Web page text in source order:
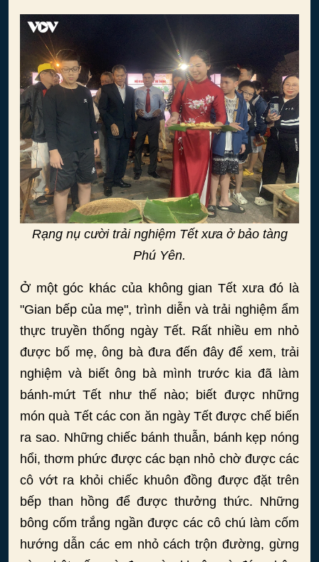
Rạng nụ cười trải nghiệm Tết xưa ở bảo tàng
Phú Yên.
Ở một góc khác của không gian Tết xưa đó là
"Gian bếp của mẹ", trình diễn và trải nghiệm ẩm
thực truyền thống ngày Tết. Rất nhiều em nhỏ
được bố mẹ, ông bà đưa đến đây để xem, trải
nghiệm và biết ông bà mình trước kia đã làm
bánh-mứt Tết như thế nào; biết được những
món quà Tết các con ăn ngày Tết được chế biến
ra sao. Những chiếc bánh thuẫn, bánh kẹp nóng
hổi, thơm phức được các bạn nhỏ chờ được các
cô vớt ra khỏi chiếc khuôn đồng được đặt trên
bếp than hồng để được thưởng thức. Những
bông cốm trắng ngần được các cô chú làm cốm
hướng dẫn các em nhỏ cách trộn đường, gừng